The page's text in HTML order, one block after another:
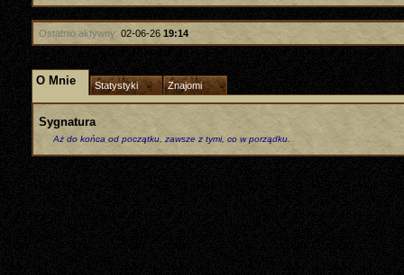
Ostatnio aktywny: 02-06-26 19:14
O Mnie Statystyki Znajomi
Sygnatura
Aż do końca od początku, zawsze z tymi, co w porządku.